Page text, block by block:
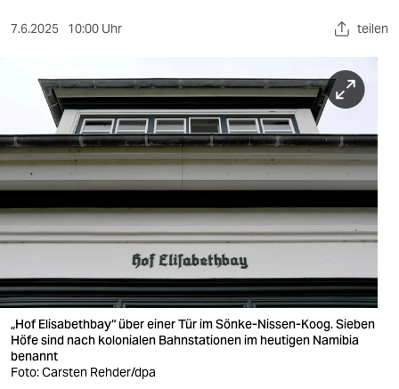
berlin
nord
wahrheit
verlag
verlag
veranstaltungen
shop
fragen & hilfe
7.6.2025 10:00 Uhr teilen
„Hof Elisabethbay“ über einer Tür im Sönke-Nissen-Koog. Sieben
Höfe sind nach kolonialen Bahnstationen im heutigen Namibia
benannt
Foto: Carsten Rehder/dpa